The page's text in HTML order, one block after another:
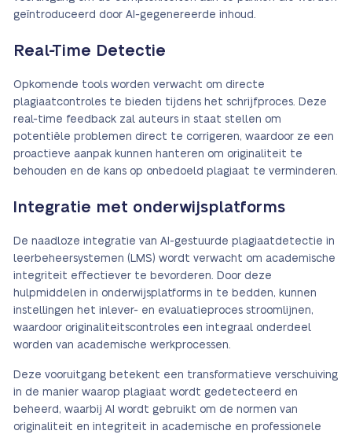
geïntroduceerd door AI-gegenereerde inhoud.
Real-Time Detectie
Opkomende tools worden verwacht om directe
plagiaatcontroles te bieden tijdens het schrijfproces. Deze
real-time feedback zal auteurs in staat stellen om
potentiële problemen direct te corrigeren, waardoor ze een
proactieve aanpak kunnen hanteren om originaliteit te
behouden en de kans op onbedoeld plagiaat te verminderen.
Integratie met onderwijsplatforms
De naadloze integratie van AI-gestuurde plagiaatdetectie in
leerbeheersystemen (LMS) wordt verwacht om academische
integriteit effectiever te bevorderen. Door deze
hulpmiddelen in onderwijsplatforms in te bedden, kunnen
instellingen het inlever- en evaluatieproces stroomlijnen,
waardoor originaliteitscontroles een integraal onderdeel
worden van academische werkprocessen.
Deze vooruitgang betekent een transformatieve verschuiving
in de manier waarop plagiaat wordt gedetecteerd en
beheerd, waarbij AI wordt gebruikt om de normen van
originaliteit en integriteit in academische en professionele